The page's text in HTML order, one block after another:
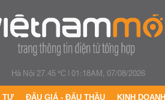
Hà Nội 27.45 °C|01:18AM, 07/08/2026
TƯ ĐẤU GIÁ - ĐẤU THẦU KINH DOANH